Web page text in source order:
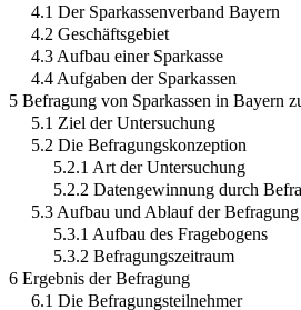
4.1 Der Sparkassenverband Bayern
4.2 Geschäftsgebiet
4.3 Aufbau einer Sparkasse
4.4 Aufgaben der Sparkassen
5 Befragung von Sparkassen in Bayern
5.1 Ziel der Untersuchung
5.2 Die Befragungskonzeption
5.2.1 Art der Untersuchung
5.2.2 Datengewinnung durch
5.3 Aufbau und Ablauf der Befragung
5.3.1 Aufbau des Fragebogens
5.3.2 Befragungszeitraum
6 Ergebnis der Befragung
6.1 Die Befragungsteilnehmer